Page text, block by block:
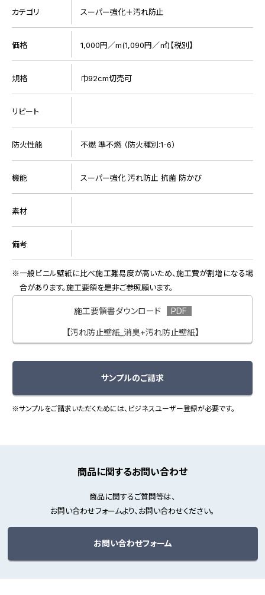
カテゴリ スーパー強化＋汚れ防止
価格 1,000円／m(1,090円／㎡)【税別】
規格 巾92cm切売可
リピート
防火性能 不燃 準不燃 （防火種別:1-6）
機能 スーパー強化 汚れ防止 抗菌 防かび
素材
備考
一般ビニル壁紙に比べ施工難易度が高いため、施工費が割増になる場
合があります。施工要領を是非ご参照願います。
施工要領書ダウンロード
【汚れ防止壁紙_消臭+汚れ防止壁紙】
サンプルのご請求
※サンプルをご請求いただくためには、ビジネスユーザー登録が必要です。
商品に関するお問い合わせ
商品に関するご質問等は、
お問い合わせフォームより、お問い合わせください。
お問い合わせフォーム